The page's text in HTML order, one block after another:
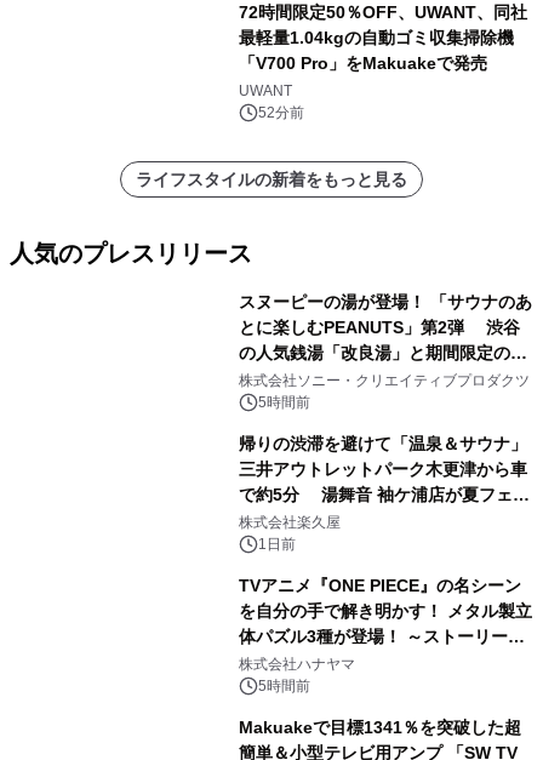
72時間限定50％OFF、UWANT、同社
最軽量1.04kgの自動ゴミ収集掃除機
「V700 Pro」をMakuakeで発売
UWANT
52分前
ライフスタイルの新着をもっと見る
人気のプレスリリース
スヌーピーの湯が登場！ 「サウナのあ
とに楽しむPEANUTS」第2弾 渋谷
の人気銭湯「改良湯」と期間限定のコ
ラボレーション サウナイキタイコラ
ボグッズも発売決定！
株式会社ソニー・クリエイティブプロダクツ
5時間前
帰りの渋滞を避けて「温泉＆サウナ」
三井アウトレットパーク木更津から車
で約5分 湯舞音 袖ケ浦店が夏フェア
メニューを提供
株式会社楽久屋
1日前
TVアニメ『ONE PIECE』の名シーン
を自分の手で解き明かす！ メタル製立
体パズル3種が登場！ ～ストーリーと
ギミックが融合した 大人の体験型パズ
ルが8月7日(金)12時より先行予約受付
株式会社ハナヤマ
5時間前
Makuakeで目標1341％を突破した超
簡単＆小型テレビ用アンプ 「SW TV